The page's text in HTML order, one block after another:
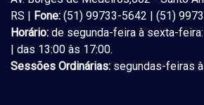
RS | Fone: (51) 99733-5642 | (51)
Horário: de segunda-feira à sexta-
| das 13:00 às 17:00.
Sessões Ordinárias: segundas-feiras